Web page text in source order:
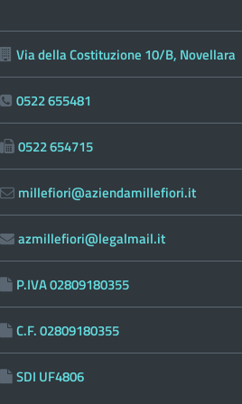
Via della Costituzione 10/B, Novellara
0522 655481
0522 654715
millefiori@aziendamillefiori.it
azmillefiori@legalmail.it
P.IVA 02809180355
C.F. 02809180355
SDI UF4806